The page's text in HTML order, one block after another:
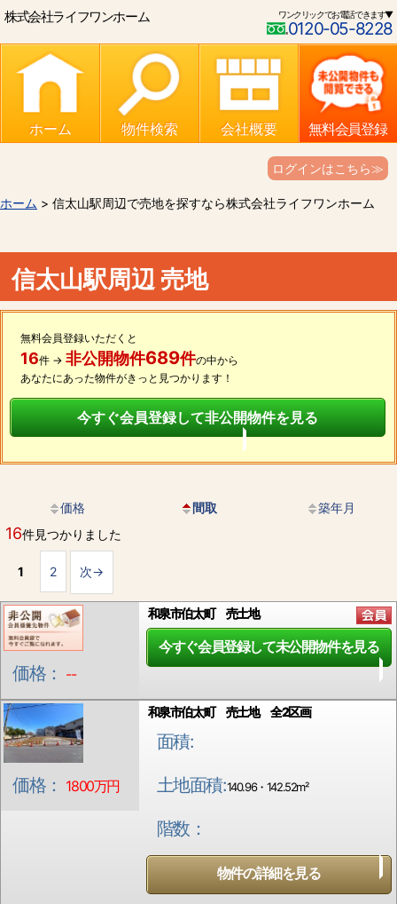
株式会社ライフワンホーム ワンクリックでお電話できます▼
0120-05-8228
ホーム 物件検索 会社概要 無料会員登録
ログインはこちら≫
ホーム > 信太山駅周辺で売地を探すなら株式会社ライフワンホーム
信太山駅周辺 売地
無料会員登録いただくと
16件 → 非公開物件689件の中から
あなたにあった物件がきっと見つかります！
今すぐ会員登録して非公開物件を見る
価格 間取 築年月
16件見つかりました
1 2 次→
価格： --
和泉市伯太町 売土地
今すぐ会員登録して未公開物件を見る
価格： 1800万円
和泉市伯太町 売土地 全2区画
面積:
土地面積:140.96・142.52m²
階数：
物件の詳細を見る